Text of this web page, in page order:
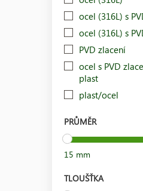
ocel (316L) s
ocel (316L) s
PVD zlacení
ocel s PVD
plast
plast/ocel
PRŮMĚR
15 mm
TLOUŠŤKA